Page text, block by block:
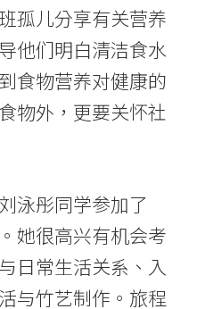
孤儿分享有关营养
他们明白清洁食水
食物营养对健康的
物外，更要关怀社
泳彤同学参加了
她很高兴有机会考
日常生活关系、入
与竹艺制作。旅程